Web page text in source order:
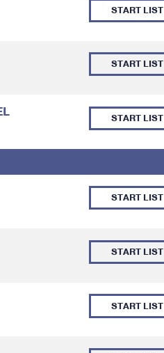
START LIST
START LIST
START LIST
START LIST
START LIST
START LIST